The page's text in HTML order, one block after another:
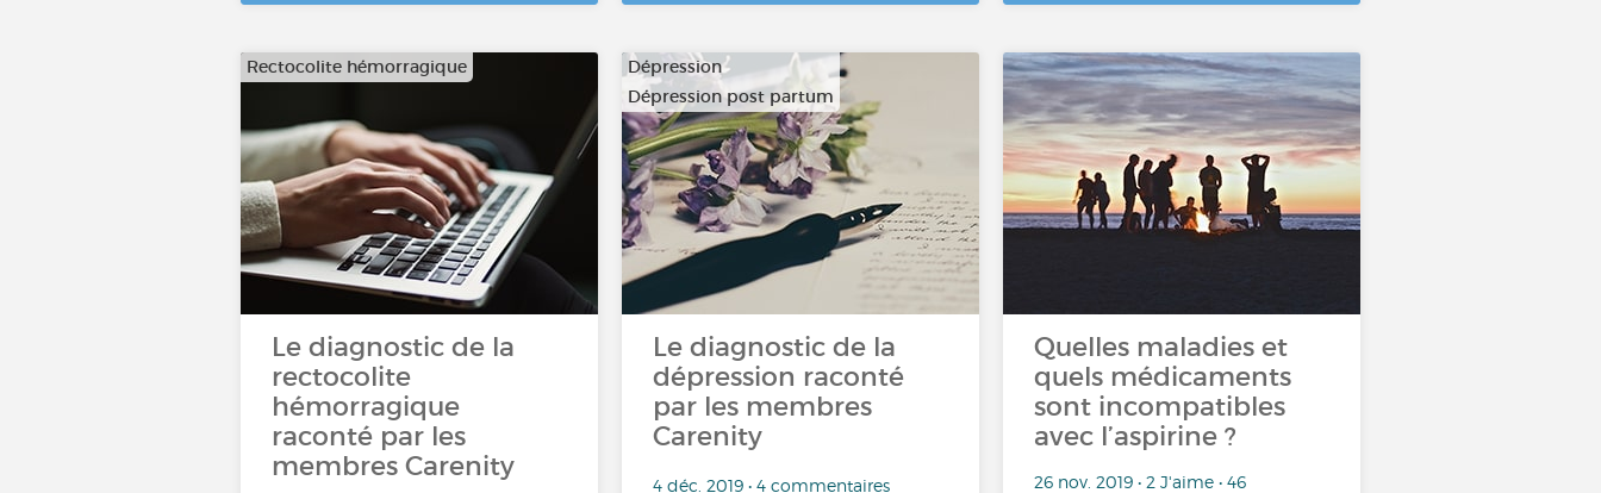
Rectocolite hémorragique
Le diagnostic de la
rectocolite
hémorragique
raconté par les
membres Carenity
Dépression
Dépression post partum
Le diagnostic de la
dépression raconté
par les membres
Carenity
4 déc. 2019 • 4 commentaires
Quelles maladies et
quels médicaments
sont incompatibles
avec l’aspirine ?
26 nov. 2019 • 2 J'aime • 46